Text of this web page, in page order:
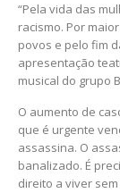
“Pela vida das
racismo. Por
povos e pelo fim
apresentação
musical do grupo
O aumento de
que é urgente
assassina. O
banalizado. É
direito a viver